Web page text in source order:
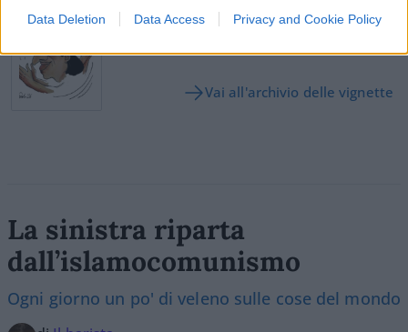
Data Deletion Data Access Privacy and Cookie Policy
Vai all'archivio delle vignette
La sinistra riparta
dall’islamocomunismo
Ogni giorno un po' di veleno sulle cose del mondo